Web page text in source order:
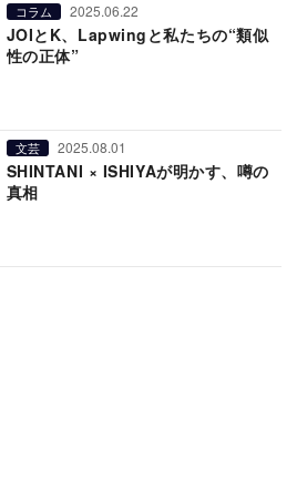
コラム 2025.06.22
JOIとK、Lapwingと私たちの“類似
性の正体”
文芸 2025.08.01
SHINTANI × ISHIYAが明かす、噂の
真相